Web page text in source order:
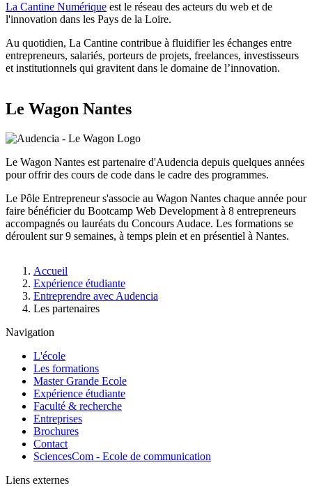
La Cantine Numérique est le réseau des acteurs du web et de
l'innovation dans les Pays de la Loire.
Au quotidien, La Cantine contribue à fluidifier les échanges entre
entrepreneurs, salariés, porteurs de projets, freelances, investisseurs
et institutionnels qui gravitent dans le domaine de l’innovation.
Le Wagon Nantes
Le Wagon Nantes est partenaire d'Audencia depuis quelques années
pour offrir des cours de code dans le cadre des programmes.
Le Pôle Entrepreneur s'associe au Wagon Nantes chaque année pour
faire bénéficier du Bootcamp Web Development à 8 entrepreneurs
accompagnés ou lauréats du Concours Audace. Les formations se
déroulent sur 9 semaines, à temps plein et en présentiel à Nantes.
d'Ariane
Accueil
Expérience étudiante
Entreprendre avec Audencia
Les partenaires
Navigation
L'école
Les formations
Master Grande Ecole
Expérience étudiante
Faculté & recherche
Entreprises
Brochures
Contact
SciencesCom - Ecole de communication
Liens externes